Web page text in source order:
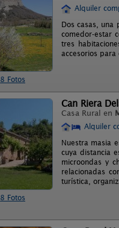
8 Fotos
Alquiler
Dos casas, una
comedor-estar
tres
accesorios para
8 Fotos
Can Riera
Casa Rural en
Alquiler
Nuestra masia
cuya distancia
microondas y
relacionadas
turística,